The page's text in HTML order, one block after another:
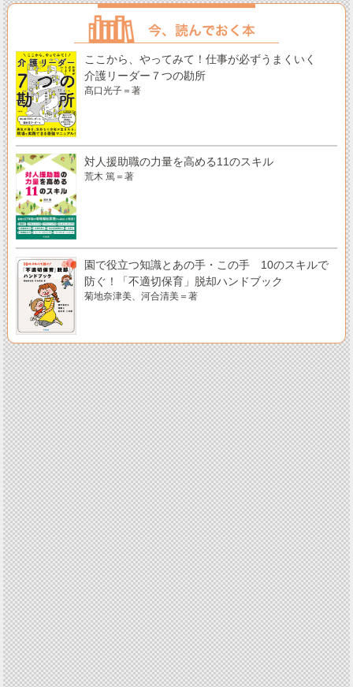
ここから、やってみて！仕事が必ずうまくいく
介護リーダー７つの勘所
髙口光子＝著
対人援助職の力量を高める11のスキル
荒木 篤＝著
園で役立つ知識とあの手・この手 10のスキルで
防ぐ！「不適切保育」脱却ハンドブック
菊地奈津美、河合清美＝著